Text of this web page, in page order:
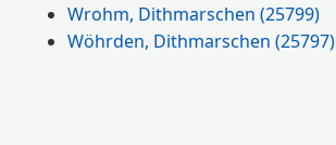
Wrohm, Dithmarschen(25799)
Wöhrden, Dithmarschen(25797)